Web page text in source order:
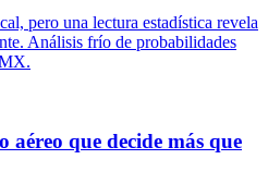
pero una lectura estadística revela
Análisis frío de probabilidades
que decide más que